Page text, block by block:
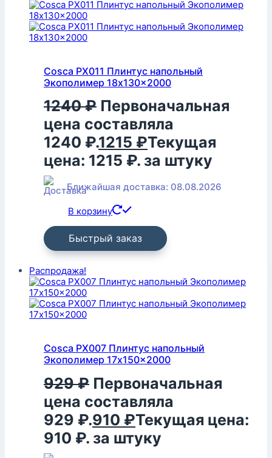
Cosca PX011 Плинтус напольный
Экополимер 18x130x2000
1240₽ Первоначальная
цена составляла
1240 ₽.1215 ₽Текущая
цена: 1215 ₽. за штуку
Ближайшая доставка: 08.08.2026
В корзину
Быстрый заказ
Распродажа!
Cosca PX007 Плинтус напольный
Экополимер 17x150x2000
929₽ Первоначальная
цена составляла
929 ₽.910 ₽Текущая цена:
910 ₽. за штуку